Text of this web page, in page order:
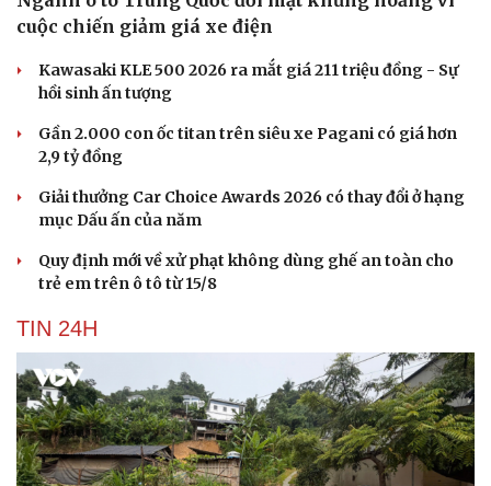
cuộc chiến giảm giá xe điện
Kawasaki KLE 500 2026 ra mắt giá 211 triệu đồng - Sự
hồi sinh ấn tượng
Gần 2.000 con ốc titan trên siêu xe Pagani có giá hơn
2,9 tỷ đồng
Giải thưởng Car Choice Awards 2026 có thay đổi ở hạng
mục Dấu ấn của năm
Quy định mới về xử phạt không dùng ghế an toàn cho
trẻ em trên ô tô từ 15/8
TIN 24H